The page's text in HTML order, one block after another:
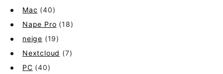
Mac (40)
Nape Pro (18)
neige (19)
Nextcloud (7)
PC (40)